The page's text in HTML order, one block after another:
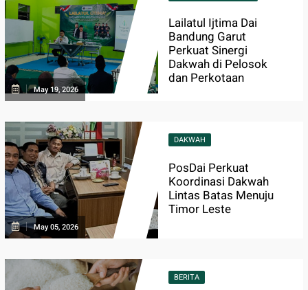
May 19, 2026
Lailatul Ijtima Dai
Bandung Garut
Perkuat Sinergi
Dakwah di Pelosok
dan Perkotaan
May 05, 2026
DAKWAH
PosDai Perkuat
Koordinasi Dakwah
Lintas Batas Menuju
Timor Leste
BERITA